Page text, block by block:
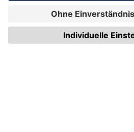
Illerstraße 15
71522 Backnang